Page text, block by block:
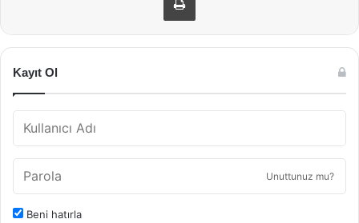
Kayıt Ol
Unuttunuz mu?
Beni hatırla